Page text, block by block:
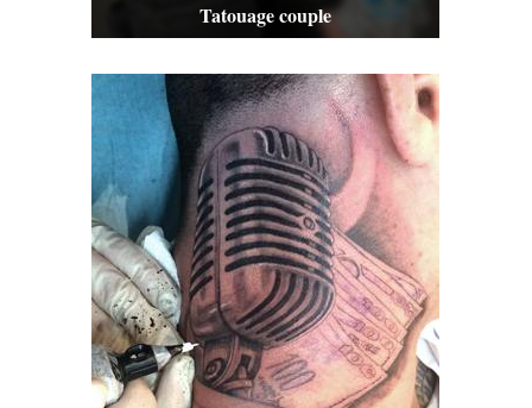
Tatouage couple